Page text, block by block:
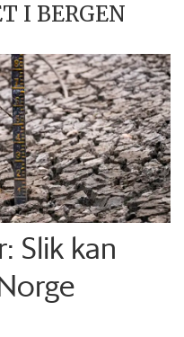
I BERGEN
Slik kan